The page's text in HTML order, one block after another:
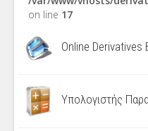
on line 17
Online Derivatives
Υπολογιστής